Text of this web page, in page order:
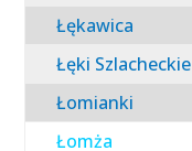
Łękawica
Łęki Szlacheckie
Łomianki
Łomża